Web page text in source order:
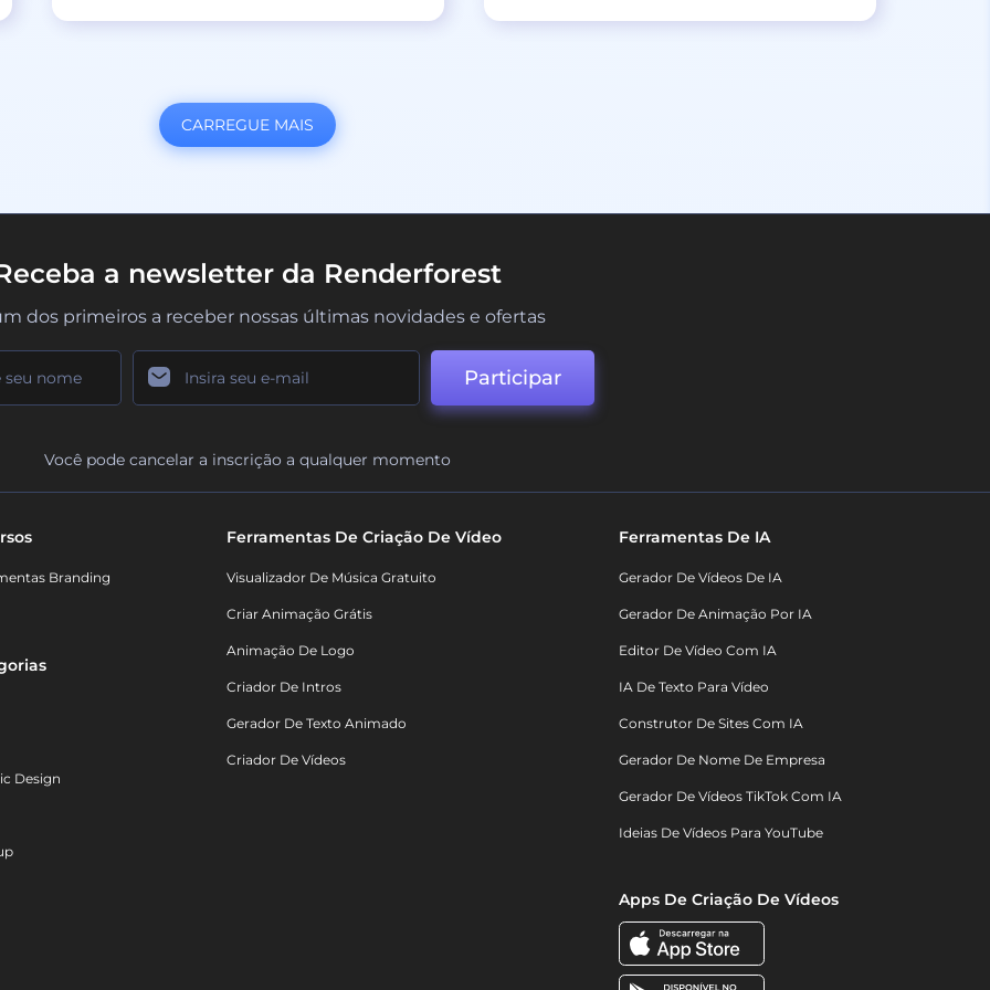
CARREGUE MAIS
a newsletter da Renderforest
dos primeiros a receber nossas últimas novidades e ofertas
Participar
Você pode cancelar a inscrição a qualquer momento
Branding
Design
Ferramentas De Criação De Vídeo
Visualizador De Música Gratuito
Criar Animação Grátis
Animação De Logo
Criador De Intros
Gerador De Texto Animado
Criador De Vídeos
Ferramentas De IA
Gerador De Vídeos De IA
Gerador De Animação Por IA
Editor De Vídeo Com IA
IA De Texto Para Vídeo
Construtor De Sites Com IA
Gerador De Nome De Empresa
Gerador De Vídeos TikTok Com IA
Ideias De Vídeos Para YouTube
Apps De Criação De Vídeos